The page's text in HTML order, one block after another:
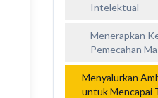
Intelektual
Menerapkan
Pemecahan
Menyalurkan
untuk Mencapai